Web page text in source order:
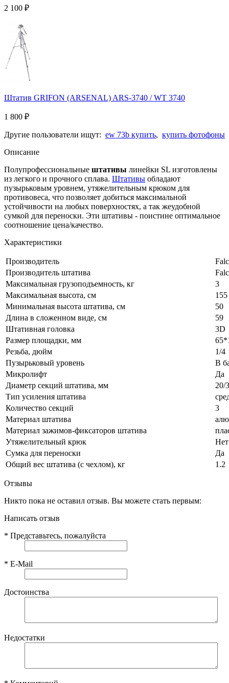
2 100 ₽
Штатив GRIFON (ARSENAL) ARS-3740 / WT 3740
1 800 ₽
Другие пользователи ищут: ew 73b купить, купить фотофоны
Описание
Полупрофессиональные штативы линейки SL изготовлены
из легкого и прочного сплава. Штативы обладают
пузырьковым уровнем, утяжелительным крюком для
противовеса, что позволяет добиться максимальной
устойчивости на любых поверхностях, а так жеудобной
сумкой для переноски. Эти штативы - поистине оптимальное
соотношение цена/качество.
Характеристики
Производитель
Производитель штатива
Максимальная грузоподъемность, кг
3
Максимальная высота, см
155
Минимальная высота штатива, см
50
Длина в сложенном виде, см
59
Штативная головка
3D
Размер площадки, мм
Резьба, дюйм
1/4
Пузырьковый уровень
В
Микролифт
Да
Диаметр секций штатива, мм
20/
Тип усиления штатива
Количество секций
3
Материал штатива
Материал зажимов-фиксаторов штатива
Утяжелительный крюк
Нет
Сумка для переноски
Да
Общий вес штатива (с чехлом), кг
1.2
Отзывы
Никто пока не оставил отзыв. Вы можете стать первым:
Написать отзыв
* Представьтесь, пожалуйста
* E-Mail
Достоинства
Недостатки